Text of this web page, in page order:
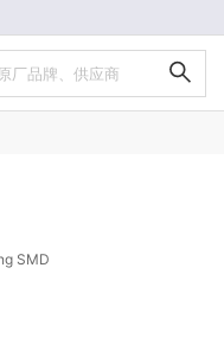
厂品牌、供应商
SMD